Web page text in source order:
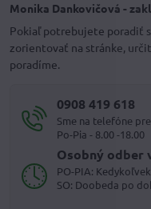
Monika Dankovičová -
Pokiaľ potrebujete poradiť
zorientovať na stránke,
poradíme.
0908 419 618
Sme na telefóne
Po-Pia - 8.00 -18.00
Osobný odber
PO-PIA:
SO: Doobeda po